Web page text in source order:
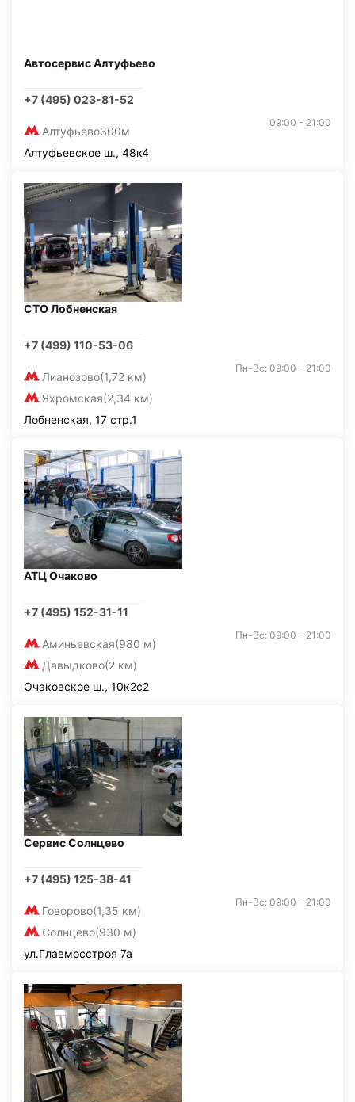
Автосервис Алтуфьево
+7 (495) 023-81-52
Алтуфьево300м
09:00 - 21:00
Алтуфьевское ш., 48к4
СТО Лобненская
+7 (499) 110-53-06
Лианозово(1,72 км)
Яхромская(2,34 км)
Пн-Вс: 09:00 - 21:00
Лобненская, 17 стр.1
АТЦ Очаково
+7 (495) 152-31-11
Аминьевская(980 м)
Давыдково(2 км)
Пн-Вс: 09:00 - 21:00
Очаковское ш., 10к2с2
Сервис Солнцево
+7 (495) 125-38-41
Говорово(1,35 км)
Солнцево(930 м)
Пн-Вс: 09:00 - 21:00
ул.Главмосстроя 7а